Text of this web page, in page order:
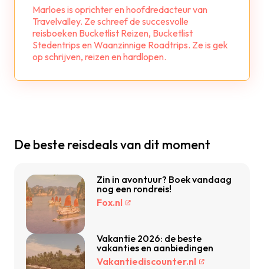
Marloes is oprichter en hoofdredacteur van
Travelvalley. Ze schreef de succesvolle
reisboeken Bucketlist Reizen, Bucketlist
Stedentrips en Waanzinnige Roadtrips. Ze is gek
op schrijven, reizen en hardlopen.
De beste reisdeals van dit moment
Zin in avontuur? Boek vandaag
nog een rondreis!
Fox.nl
Vakantie 2026: de beste
vakanties en aanbiedingen
Vakantiediscounter.nl